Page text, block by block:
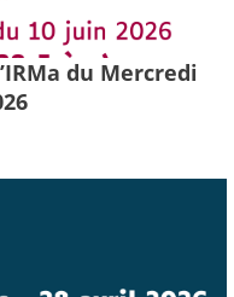
du Mercredi